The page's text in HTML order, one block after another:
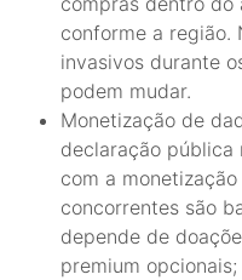
conforme a região.
invasivos durante
podem mudar.
Monetização de
declaração pública
com a
concorrentes são
depende de
premium